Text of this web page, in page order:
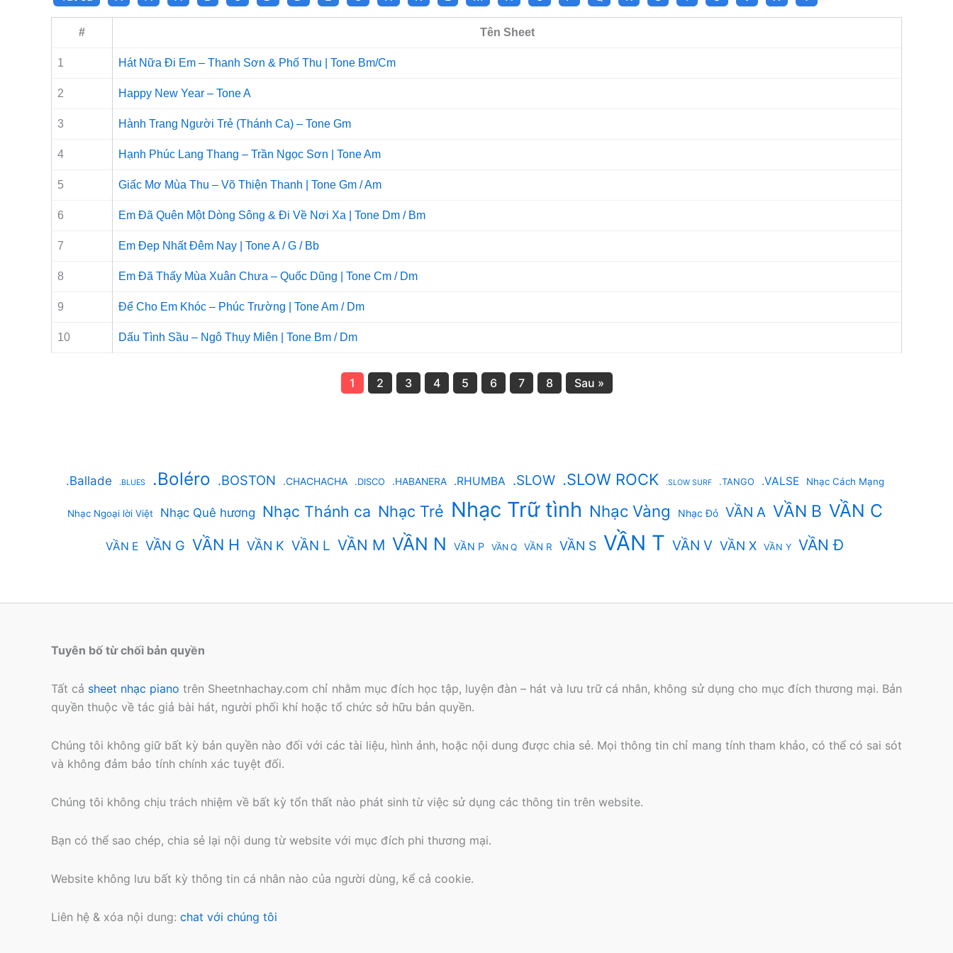
# Tên Sheet
1 Hát Nữa Đi Em – Thanh Sơn & Phố Thu | Tone Bm/Cm
2 Happy New Year – Tone A
3 Hành Trang Người Trẻ (Thánh Ca) – Tone Gm
4 Hạnh Phúc Lang Thang – Trần Ngọc Sơn | Tone Am
5 Giấc Mơ Mùa Thu – Võ Thiện Thanh | Tone Gm / Am
6 Em Đã Quên Một Dòng Sông & Đi Về Nơi Xa | Tone Dm / Bm
7 Em Đẹp Nhất Đêm Nay | Tone A / G / Bb
8 Em Đã Thấy Mùa Xuân Chưa – Quốc Dũng | Tone Cm / Dm
9 Để Cho Em Khóc – Phúc Trường | Tone Am / Dm
10 Dấu Tình Sầu – Ngô Thụy Miên | Tone Bm / Dm
1 2 3 4 5 6 7 8 Sau »
.Ballade .BLUES .Boléro .BOSTON .CHACHACHA .DISCO .HABANERA .RHUMBA .SLOW .SLOW ROCK .SLOW SURF .TANGO .VALSE Nhạc Cách Mạng
Nhạc Ngoại lời Việt Nhạc Quê hương Nhạc Thánh ca Nhạc Trẻ Nhạc Trữ tình Nhạc Vàng Nhạc Đỏ VẦN A VẦN B VẦN C
VẦN E VẦN G VẦN H VẦN K VẦN L VẦN M VẦN N VẦN P VẦN Q VẦN R VẦN S VẦN T VẦN V VẦN X VẦN Y VẦN Đ
Tuyên bố từ chối bản quyền
Tất cả sheet nhạc pianotrên Sheetnhachay.com chỉ nhằm mục đích học tập, luyện đàn – hát và lưu trữ cá nhân, không sử dụng cho mục đích thương mại. Bản
quyền thuộc về tác giả bài hát, người phối khí hoặc tổ chức sở hữu bản quyền.
Chúng tôi không giữ bất kỳ bản quyền nào đối với các tài liệu, hình ảnh, hoặc nội dung được chia sẻ. Mọi thông tin chỉ mang tính tham khảo, có thể có sai sót
và không đảm bảo tính chính xác tuyệt đối.
Chúng tôi không chịu trách nhiệm về bất kỳ tổn thất nào phát sinh từ việc sử dụng các thông tin trên website.
Bạn có thể sao chép, chia sẻ lại nội dung từ website với mục đích phi thương mại.
Website không lưu bất kỳ thông tin cá nhân nào của người dùng, kể cả cookie.
Liên hệ & xóa nội dung: chat với chúng tôi